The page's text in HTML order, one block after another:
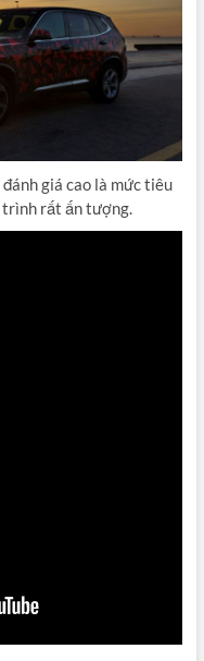
giá cao là mức tiêu
trình rất ấn tượng.